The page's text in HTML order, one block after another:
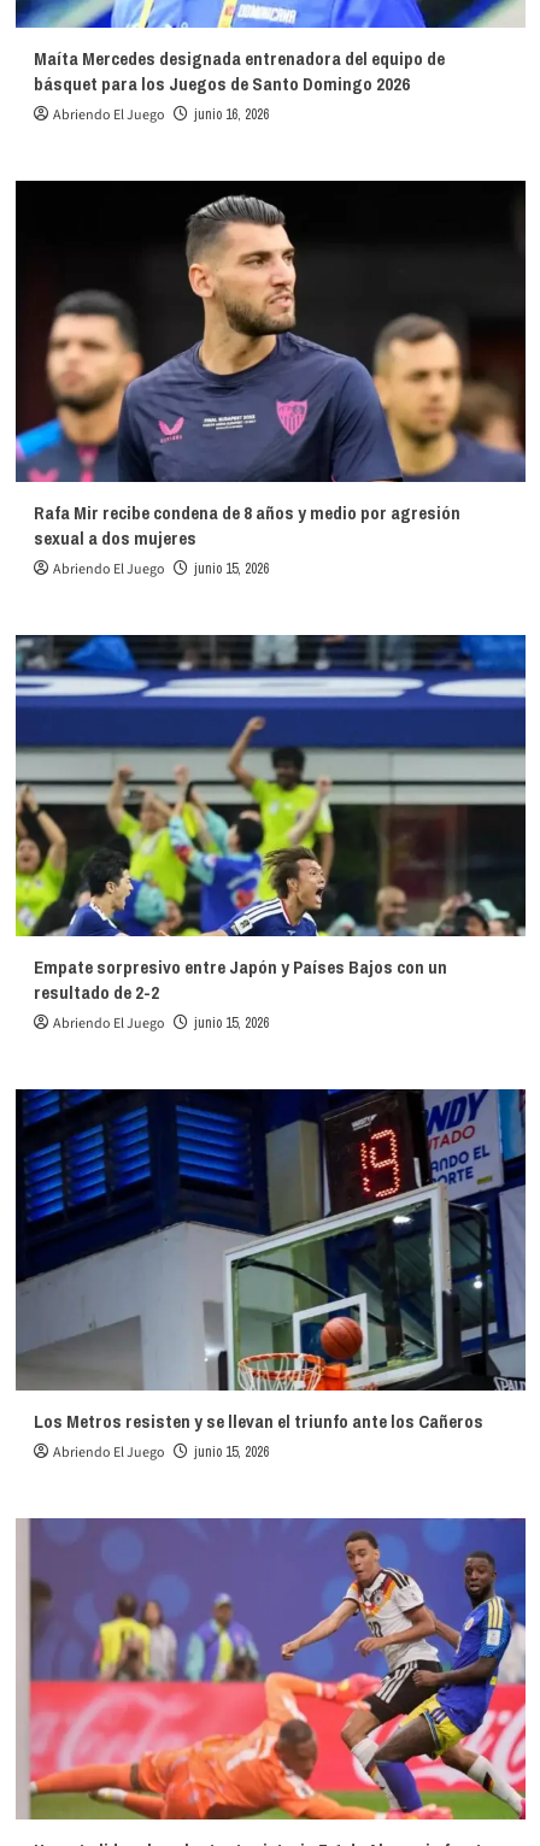
Maíta Mercedes designada entrenadora del equipo de
básquet para los Juegos de Santo Domingo 2026
Abriendo El Juego junio 16, 2026
Rafa Mir recibe condena de 8 años y medio por agresión
sexual a dos mujeres
Abriendo El Juego junio 15, 2026
Empate sorpresivo entre Japón y Países Bajos con un
resultado de 2-2
Abriendo El Juego junio 15, 2026
Los Metros resisten y se llevan el triunfo ante los Cañeros
Abriendo El Juego junio 15, 2026